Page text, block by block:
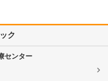
ク
センター